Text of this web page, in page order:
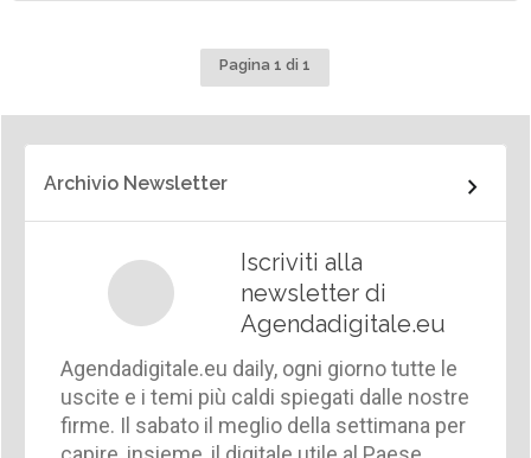
Pagina 1 di 1
Archivio Newsletter
Iscriviti alla
newsletter di
Agendadigitale.eu
Agendadigitale.eu daily, ogni giorno tutte le
uscite e i temi più caldi spiegati dalle nostre
firme. Il sabato il meglio della settimana per